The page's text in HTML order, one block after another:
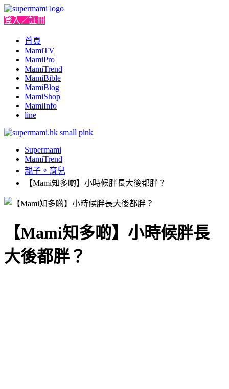
登入／註冊
首頁
MamiTV
MamiPro
MamiTrend
MamiBible
MamiBlog
MamiShop
MamiInfo
line
Supermami
MamiTrend
親子。育兒
【Mami知多啲】小時候胖長大後都胖？
【Mami知多啲】小時候胖長
大後都胖？